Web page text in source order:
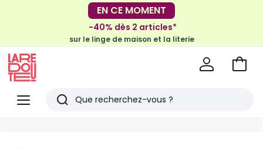
-30€ tous les 100€*
sur le meuble & la déco
EN CE MOMENT
-40% dès 2 articles*
sur le linge de maison et la literie
Menu
Redoute
Rechercher
Voir